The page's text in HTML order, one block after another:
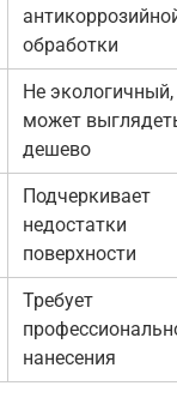
обработки
Не экологичный,
может
дешево
Подчеркивает
недостатки
поверхности
Требует
нанесения